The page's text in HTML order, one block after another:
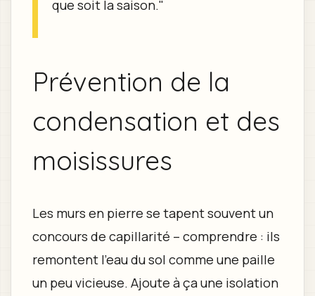
que soit la saison."
Prévention de la
condensation et des
moisissures
Les murs en pierre se tapent souvent un
concours de capillarité – comprendre : ils
remontent l’eau du sol comme une paille
un peu vicieuse. Ajoute à ça une isolation